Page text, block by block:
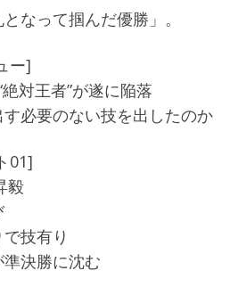
なって掴んだ優勝」。
ー]
対王者”が遂に陥落
必要のない技を出したのか
01]
毅
技有り
決勝に沈む